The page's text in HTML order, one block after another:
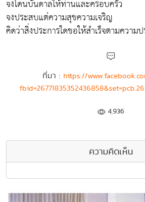
จงโดนบันดาลให้ท่านและครอบครัว
จงประสบแต่ความสุขความเจริญ
คิดว่าสิ่งประการใดขอให้สำเร็จตามความ
ที่มา : https://
4,936
ความคิดเห็น